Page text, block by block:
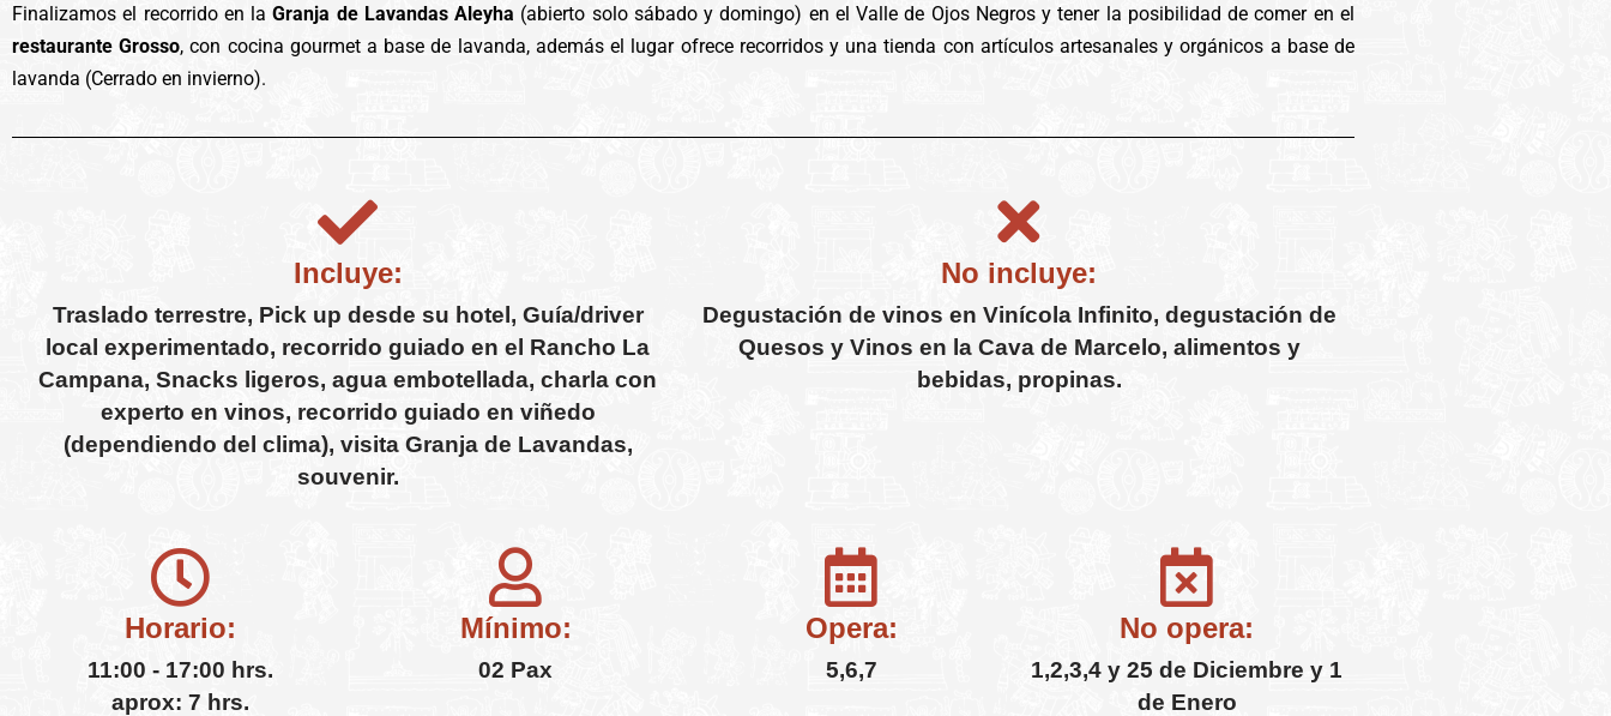
Finalizamos el recorrido en laGranja de Lavandas Aleyha (abierto solo sábado y domingo) en el Valle de Ojos Negros y tener la posibilidad de comer en el
restaurante Grosso, con cocina gourmet a base de lavanda, además el lugar ofrece recorridos y una tienda con artículos artesanales y orgánicos a base de
lavanda (Cerrado en invierno).
Incluye:
Traslado terrestre, Pick up desde su hotel, Guía/driver
local experimentado, recorrido guiado en el Rancho La
Campana, Snacks ligeros, agua embotellada, charla con
experto en vinos, recorrido guiado en viñedo
(dependiendo del clima), visita Granja de Lavandas,
souvenir.
No incluye:
Degustación de vinos en Vinícola Infinito, degustación de
Quesos y Vinos en la Cava de Marcelo, alimentos y
bebidas, propinas.
Horario:
11:00 - 17:00 hrs.
aprox: 7 hrs.
Mínimo:
02 Pax
Opera:
5,6,7
No opera:
1,2,3,4 y 25 de Diciembre y 1
de Enero